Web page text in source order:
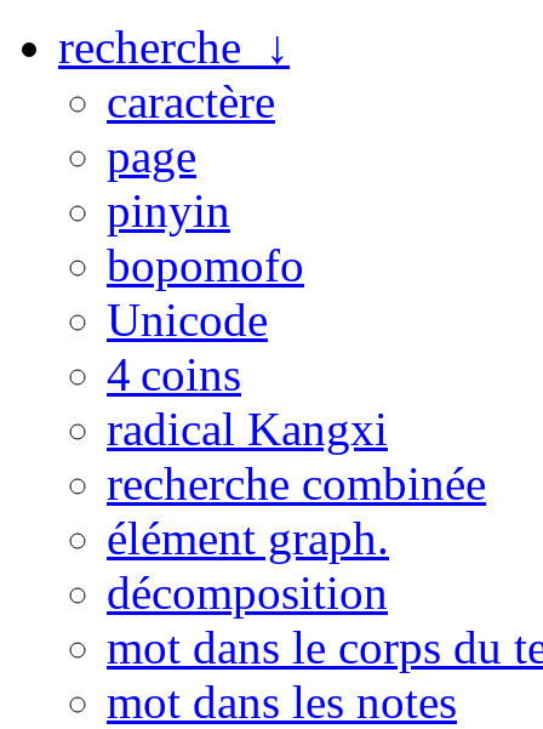
recherche ↓
caractère
page
pinyin
bopomofo
Unicode
4 coins
radical Kangxi
recherche combinée
élément graph.
décomposition
mot dans le corps du
mot dans les notes